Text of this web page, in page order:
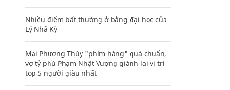
Nhiều điểm bất thường ở bằng đại học của
Lý Nhã Kỳ
Mai Phương Thúy "phím hàng" quá chuẩn,
vợ tỷ phú Phạm Nhật Vượng giành lại vị trí
top 5 người giàu nhất